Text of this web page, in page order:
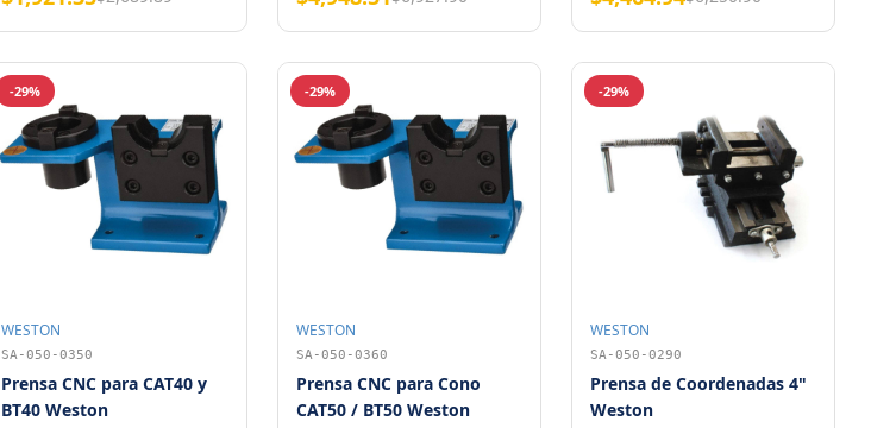
-29%
WESTON
SA-050-0350
Prensa CNC para CAT40 y
BT40 Weston
-29%
WESTON
SA-050-0360
Prensa CNC para Cono
CAT50 / BT50 Weston
-29%
WESTON
SA-050-0290
Prensa de Coordenadas 4"
Weston